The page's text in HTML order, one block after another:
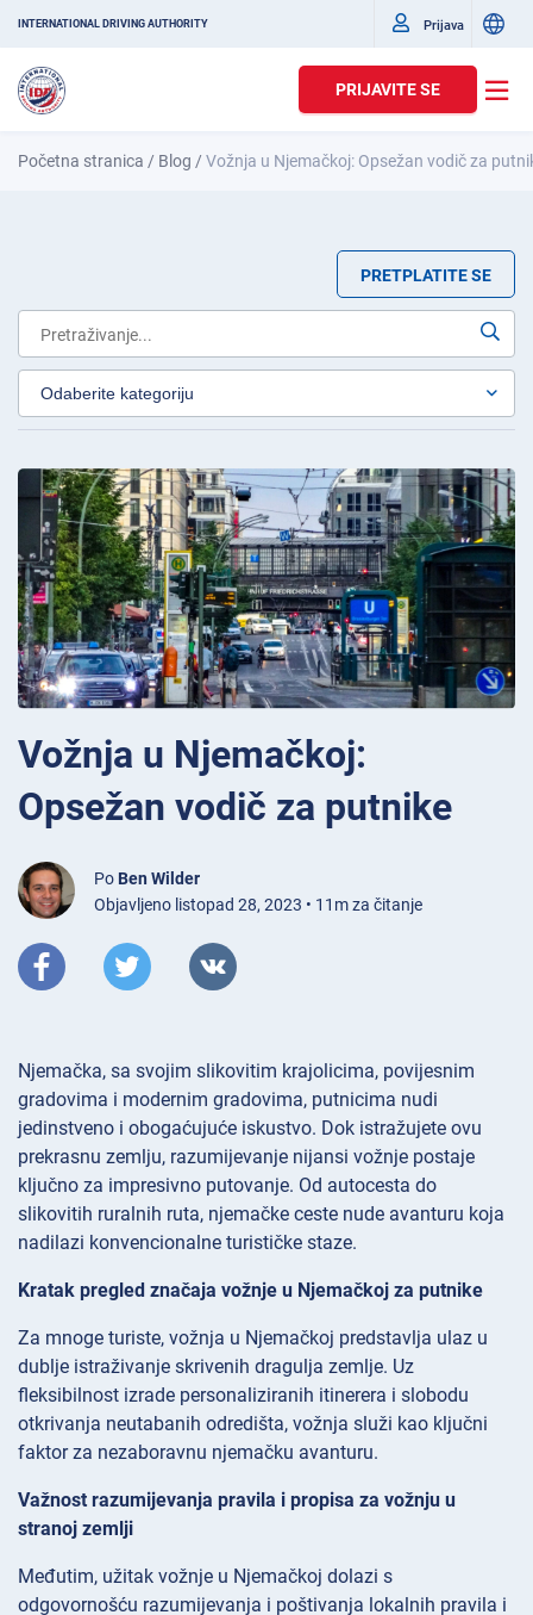
INTERNATIONAL DRIVING AUTHORITY Prijava
PRIJAVITE SE
Početna stranica / Blog /Vožnja u Njemačkoj: Opsežan vodič za
PRETPLATITE SE
Vožnja u Njemačkoj:
Opsežan vodič za putnike
Po Ben Wilder
Objavljeno listopad 28, 2023 • 11m za čitanje
Njemačka, sa svojim slikovitim krajolicima, povijesnim
gradovima i modernim gradovima, putnicima nudi
jedinstveno i obogaćujuće iskustvo. Dok istražujete ovu
prekrasnu zemlju, razumijevanje nijansi vožnje postaje
ključno za impresivno putovanje. Od autocesta do
slikovitih ruralnih ruta, njemačke ceste nude avanturu koja
nadilazi konvencionalne turističke staze.
Kratak pregled značaja vožnje u Njemačkoj za putnike
Za mnoge turiste, vožnja u Njemačkoj predstavlja ulaz u
dublje istraživanje skrivenih dragulja zemlje. Uz
fleksibilnost izrade personaliziranih itinerera i slobodu
otkrivanja neutabanih odredišta, vožnja služi kao ključni
faktor za nezaboravnu njemačku avanturu.
Važnost razumijevanja pravila i propisa za vožnju u
stranoj zemlji
Međutim, užitak vožnje u Njemačkoj dolazi s
odgovornošću razumijevanja i poštivanja lokalnih pravila i